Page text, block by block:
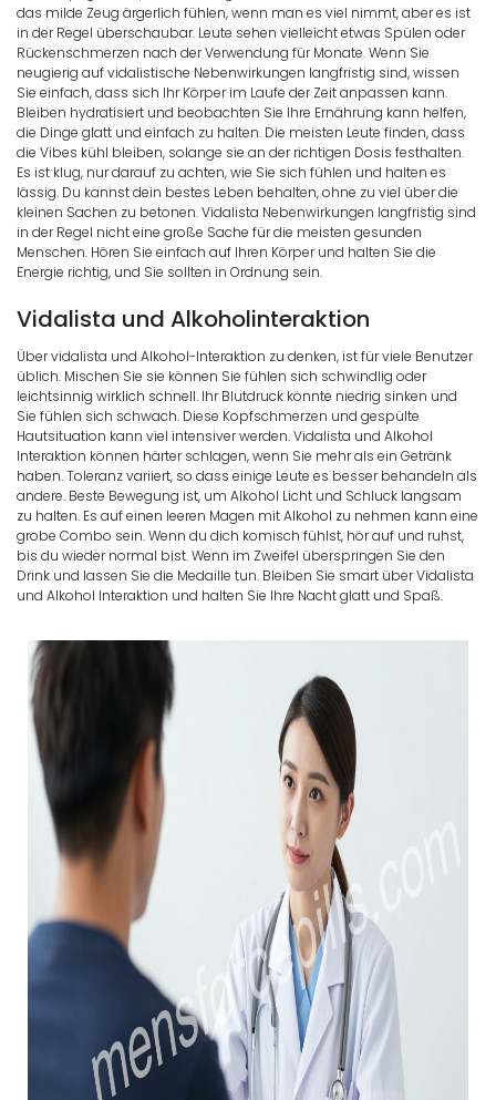
das milde Zeug ärgerlich fühlen, wenn man es viel nimmt, aber es ist
in der Regel überschaubar. Leute sehen vielleicht etwas Spülen oder
Rückenschmerzen nach der Verwendung für Monate. Wenn Sie
neugierig auf vidalistische Nebenwirkungen langfristig sind, wissen
Sie einfach, dass sich Ihr Körper im Laufe der Zeit anpassen kann.
Bleiben hydratisiert und beobachten Sie Ihre Ernährung kann helfen,
die Dinge glatt und einfach zu halten. Die meisten Leute finden, dass
die Vibes kühl bleiben, solange sie an der richtigen Dosis festhalten.
Es ist klug, nur darauf zu achten, wie Sie sich fühlen und halten es
lässig. Du kannst dein bestes Leben behalten, ohne zu viel über die
kleinen Sachen zu betonen. Vidalista Nebenwirkungen langfristig sind
in der Regel nicht eine große Sache für die meisten gesunden
Menschen. Hören Sie einfach auf Ihren Körper und halten Sie die
Energie richtig, und Sie sollten in Ordnung sein.
Vidalista und Alkoholinteraktion
Über vidalista und Alkohol-Interaktion zu denken, ist für viele Benutzer
üblich. Mischen Sie sie können Sie fühlen sich schwindlig oder
leichtsinnig wirklich schnell. Ihr Blutdruck könnte niedrig sinken und
Sie fühlen sich schwach. Diese Kopfschmerzen und gespülte
Hautsituation kann viel intensiver werden. Vidalista und Alkohol
Interaktion können härter schlagen, wenn Sie mehr als ein Getränk
haben. Toleranz variiert, so dass einige Leute es besser behandeln als
andere. Beste Bewegung ist, um Alkohol Licht und Schluck langsam
zu halten. Es auf einen leeren Magen mit Alkohol zu nehmen kann eine
grobe Combo sein. Wenn du dich komisch fühlst, hör auf und ruhst,
bis du wieder normal bist. Wenn im Zweifel überspringen Sie den
Drink und lassen Sie die Medaille tun. Bleiben Sie smart über Vidalista
und Alkohol Interaktion und halten Sie Ihre Nacht glatt und Spaß.